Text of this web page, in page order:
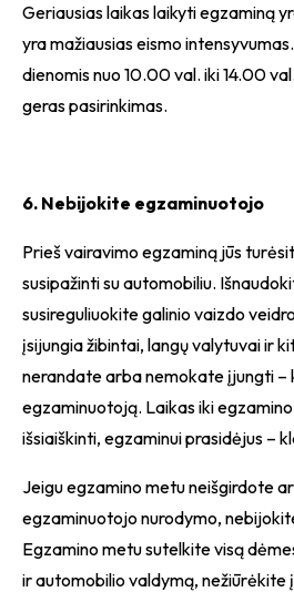
Geriausias laikas laikyti egzaminą
yra mažiausias eismo
dienomis nuo 10.00 val. iki 14.00
geras pasirinkimas.
6. Nebijokite egzaminuotojo
Prieš vairavimo egzaminą jūs
susipažinti su automobiliu.
susireguliuokite galinio vaizdo
įsijungia žibintai, langų valytuvai ir
nerandate arba nemokate įjungti –
egzaminuotoją. Laikas iki
išsiaiškinti, egzaminui prasidėjus –
Jeigu egzamino metu neišgirdote
egzaminuotojo nurodymo,
Egzamino metu sutelkite visą
ir automobilio valdymą, nežiūrėkite